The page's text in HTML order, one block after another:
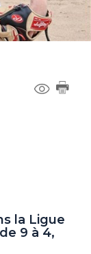
la Ligue
9 à 4,